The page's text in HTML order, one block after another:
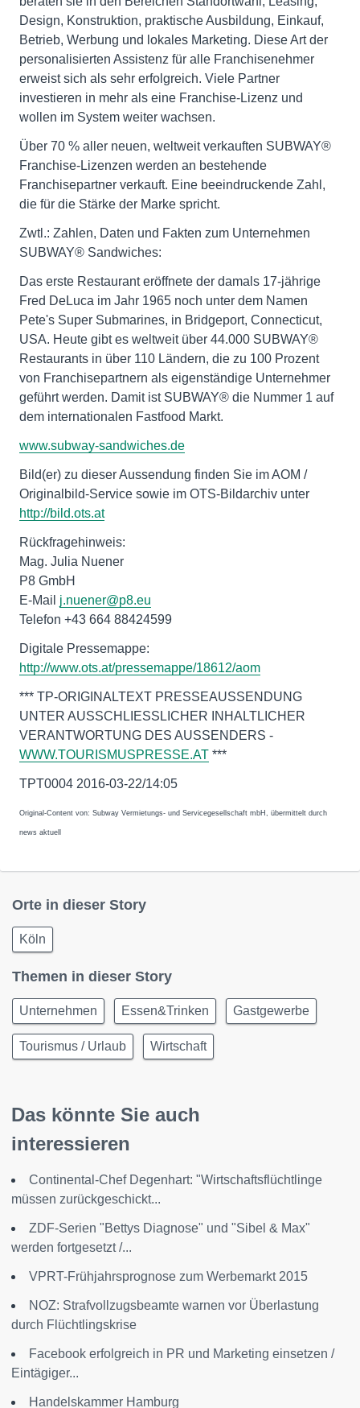
Design, Konstruktion, praktische Ausbildung, Einkauf,
Betrieb, Werbung und lokales Marketing. Diese Art der
personalisierten Assistenz für alle Franchisenehmer
erweist sich als sehr erfolgreich. Viele Partner
investieren in mehr als eine Franchise-Lizenz und
wollen im System weiter wachsen.
Über 70 % aller neuen, weltweit verkauften SUBWAY®
Franchise-Lizenzen werden an bestehende
Franchisepartner verkauft. Eine beeindruckende Zahl,
die für die Stärke der Marke spricht.
Zwtl.: Zahlen, Daten und Fakten zum Unternehmen
SUBWAY® Sandwiches:
Das erste Restaurant eröffnete der damals 17-jährige
Fred DeLuca im Jahr 1965 noch unter dem Namen
Pete's Super Submarines, in Bridgeport, Connecticut,
USA. Heute gibt es weltweit über 44.000 SUBWAY®
Restaurants in über 110 Ländern, die zu 100 Prozent
von Franchisepartnern als eigenständige Unternehmer
geführt werden. Damit ist SUBWAY® die Nummer 1 auf
dem internationalen Fastfood Markt.
www.subway-sandwiches.de
Bild(er) zu dieser Aussendung finden Sie im AOM /
Originalbild-Service sowie im OTS-Bildarchiv unter
http://bild.ots.at
Rückfragehinweis:
Mag. Julia Nuener
P8 GmbH
E-Mail j.nuener@p8.eu
Telefon +43 664 88424599
Digitale Pressemappe:
http://www.ots.at/pressemappe/18612/aom
*** TP-ORIGINALTEXT PRESSEAUSSENDUNG
UNTER AUSSCHLIESSLICHER INHALTLICHER
VERANTWORTUNG DES AUSSENDERS -
WWW.TOURISMUSPRESSE.AT ***
TPT0004 2016-03-22/14:05
Original-Content von: Subway Vermietungs- und Servicegesellschaft mbH, übermittelt durch
news aktuell
Orte in dieser Story
Köln
Themen in dieser Story
Unternehmen Essen&Trinken Gastgewerbe
Tourismus / Urlaub Wirtschaft
Das könnte Sie auch
interessieren
Continental-Chef Degenhart: "Wirtschaftsflüchtlinge
müssen zurückgeschickt...
ZDF-Serien "Bettys Diagnose" und "Sibel & Max"
werden fortgesetzt /...
VPRT-Frühjahrsprognose zum Werbemarkt 2015
NOZ: Strafvollzugsbeamte warnen vor Überlastung
durch Flüchtlingskrise
Facebook erfolgreich in PR und Marketing einsetzen /
Eintägiger...
Handelskammer Hamburg